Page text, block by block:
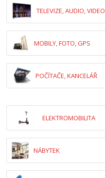
TELEVIZE, AUDIO, VIDEO
MOBILY, FOTO, GPS
POČÍTAČE, KANCELÁŘ
ELEKTROMOBILITA
NÁBYTEK